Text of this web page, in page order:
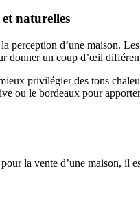
et naturelles
perception d’une maison.
donner un coup d’œil
privilégier des tons
ou le bordeaux pour
la vente d’une maison, il